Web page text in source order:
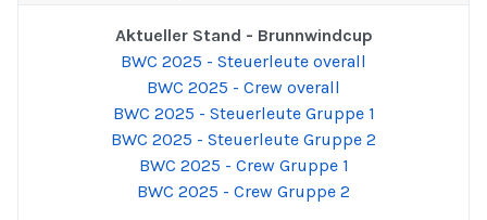
Aktueller Stand - Brunnwindcup
BWC 2025 - Steuerleute overall
BWC 2025 - Crew overall
BWC 2025 - Steuerleute Gruppe 1
BWC 2025 - Steuerleute Gruppe 2
BWC 2025 - Crew Gruppe 1
BWC 2025 - Crew Gruppe 2